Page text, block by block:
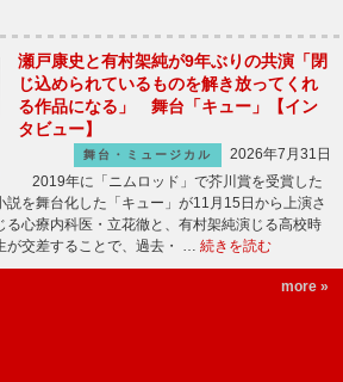
瀬戸康史と有村架純が9年ぶりの共演「閉
じ込められているものを解き放ってくれ
る作品になる」 舞台「キュー」【イン
タビュー】
舞台・ミュージカル
2026年7月31日
2019年に「ニムロッド」で芥川賞を受賞した
説を舞台化した「キュー」が11月15日から上演さ
る心療内科医・立花徹と、有村架純演じる高校時
が交差することで、過去・ … 続きを読む
more »